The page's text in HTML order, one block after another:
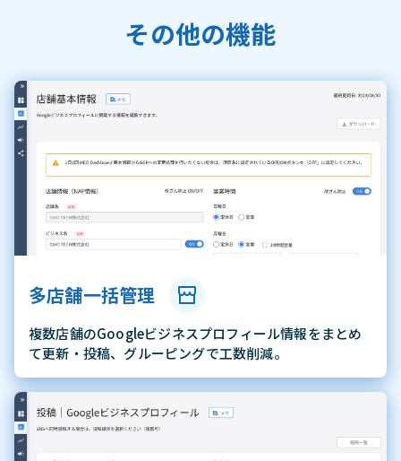
その他の機能
多店舗一括管理
複数店舗のGoogleビジネスプロフィール情報をまとめ
て更新・投稿、グルーピングで工数削減。